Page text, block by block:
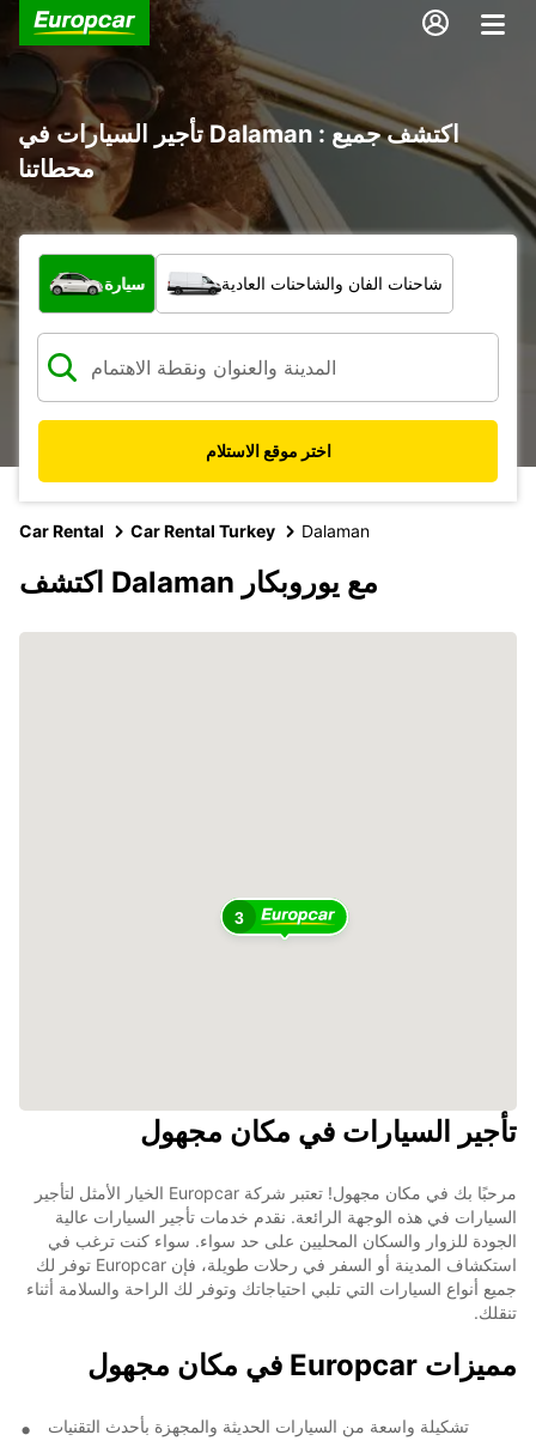
تأجير السيارات في Dalaman : اكتشف جميع
محطاتنا
ما نوع المركبة؟
سيارة شاحنات الفان والشاحنات العادية
اختر موقع الاستلام
Car Rental Car Rental Turkey Dalaman
اكتشف Dalaman مع يوروبكار
3
تأجير السيارات في مكان مجهول
مرحبًا بك في مكان مجهول! تعتبر شركة Europcar الخيار الأمثل لتأجير
السيارات في هذه الوجهة الرائعة. نقدم خدمات تأجير السيارات عالية
الجودة للزوار والسكان المحليين على حد سواء. سواء كنت ترغب في
استكشاف المدينة أو السفر في رحلات طويلة، فإن Europcar توفر لك
جميع أنواع السيارات التي تلبي احتياجاتك وتوفر لك الراحة والسلامة أثناء
تنقلك.
مميزات Europcar في مكان مجهول
تشكيلة واسعة من السيارات الحديثة والمجهزة بأحدث التقنيات